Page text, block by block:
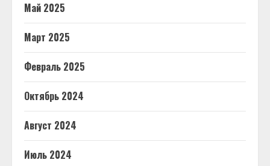
Май 2025
Март 2025
Февраль 2025
Октябрь 2024
Август 2024
Июль 2024